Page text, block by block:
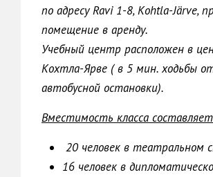
по адресу Ravi 1-8, Kohtla-Järve,
помещение в аренду.
Учебный центр расположен в
Кохтла-Ярве ( в 5 мин. ходьбы
автобусной остановки).
Вместимость класса
20 человек в театральном
16 человек в